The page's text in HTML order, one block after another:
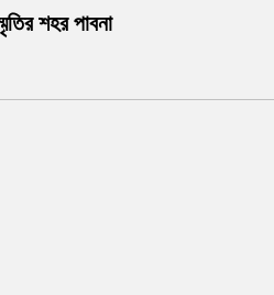
শহর পাবনা